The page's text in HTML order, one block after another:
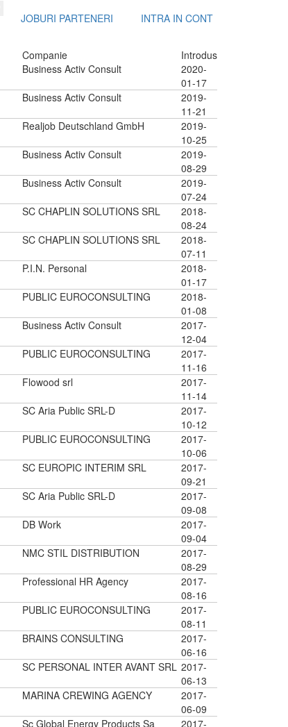
JOBURI PARTENERI INTRA IN CONT
Companie
Introdus
Business Activ Consult
2020-
01-17
Business Activ Consult
2019-
11-21
Realjob Deutschland GmbH
2019-
10-25
Business Activ Consult
2019-
08-29
Business Activ Consult
2019-
07-24
SC CHAPLIN SOLUTIONS SRL
2018-
08-24
SC CHAPLIN SOLUTIONS SRL
2018-
07-11
P.I.N. Personal
2018-
01-17
PUBLIC EUROCONSULTING
2018-
01-08
Business Activ Consult
2017-
12-04
PUBLIC EUROCONSULTING
2017-
11-16
Flowood srl
2017-
11-14
SC Aria Public SRL-D
2017-
10-12
PUBLIC EUROCONSULTING
2017-
10-06
SC EUROPIC INTERIM SRL
2017-
09-21
SC Aria Public SRL-D
2017-
09-08
DB Work
2017-
09-04
NMC STIL DISTRIBUTION
2017-
08-29
Professional HR Agency
2017-
08-16
PUBLIC EUROCONSULTING
2017-
08-11
BRAINS CONSULTING
2017-
06-16
SC PERSONAL INTER AVANT SRL 2017-
06-13
MARINA CREWING AGENCY
2017-
06-09
Sc Global Energy Products Sa
2017-